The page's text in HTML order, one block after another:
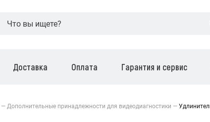
Доставка Оплата Гарантия и сервис
Дополнительные принадлежности для видеодиагностики